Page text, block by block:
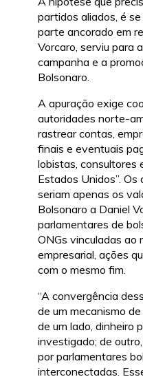
partidos aliados, é
parte ancorado em
Vorcaro, serviu para
campanha e a
Bolsonaro.
A apuração exige
autoridades norte-
rastrear contas,
finais e eventuais
lobistas, consultores
Estados Unidos”.
seriam apenas os
Bolsonaro a Daniel
parlamentares de
ONGs vinculadas ao
empresarial, ações
com o mesmo fim.
“A convergência
de um mecanismo
de um lado, dinheiro
investigado; de
por parlamentares
interconectadas.